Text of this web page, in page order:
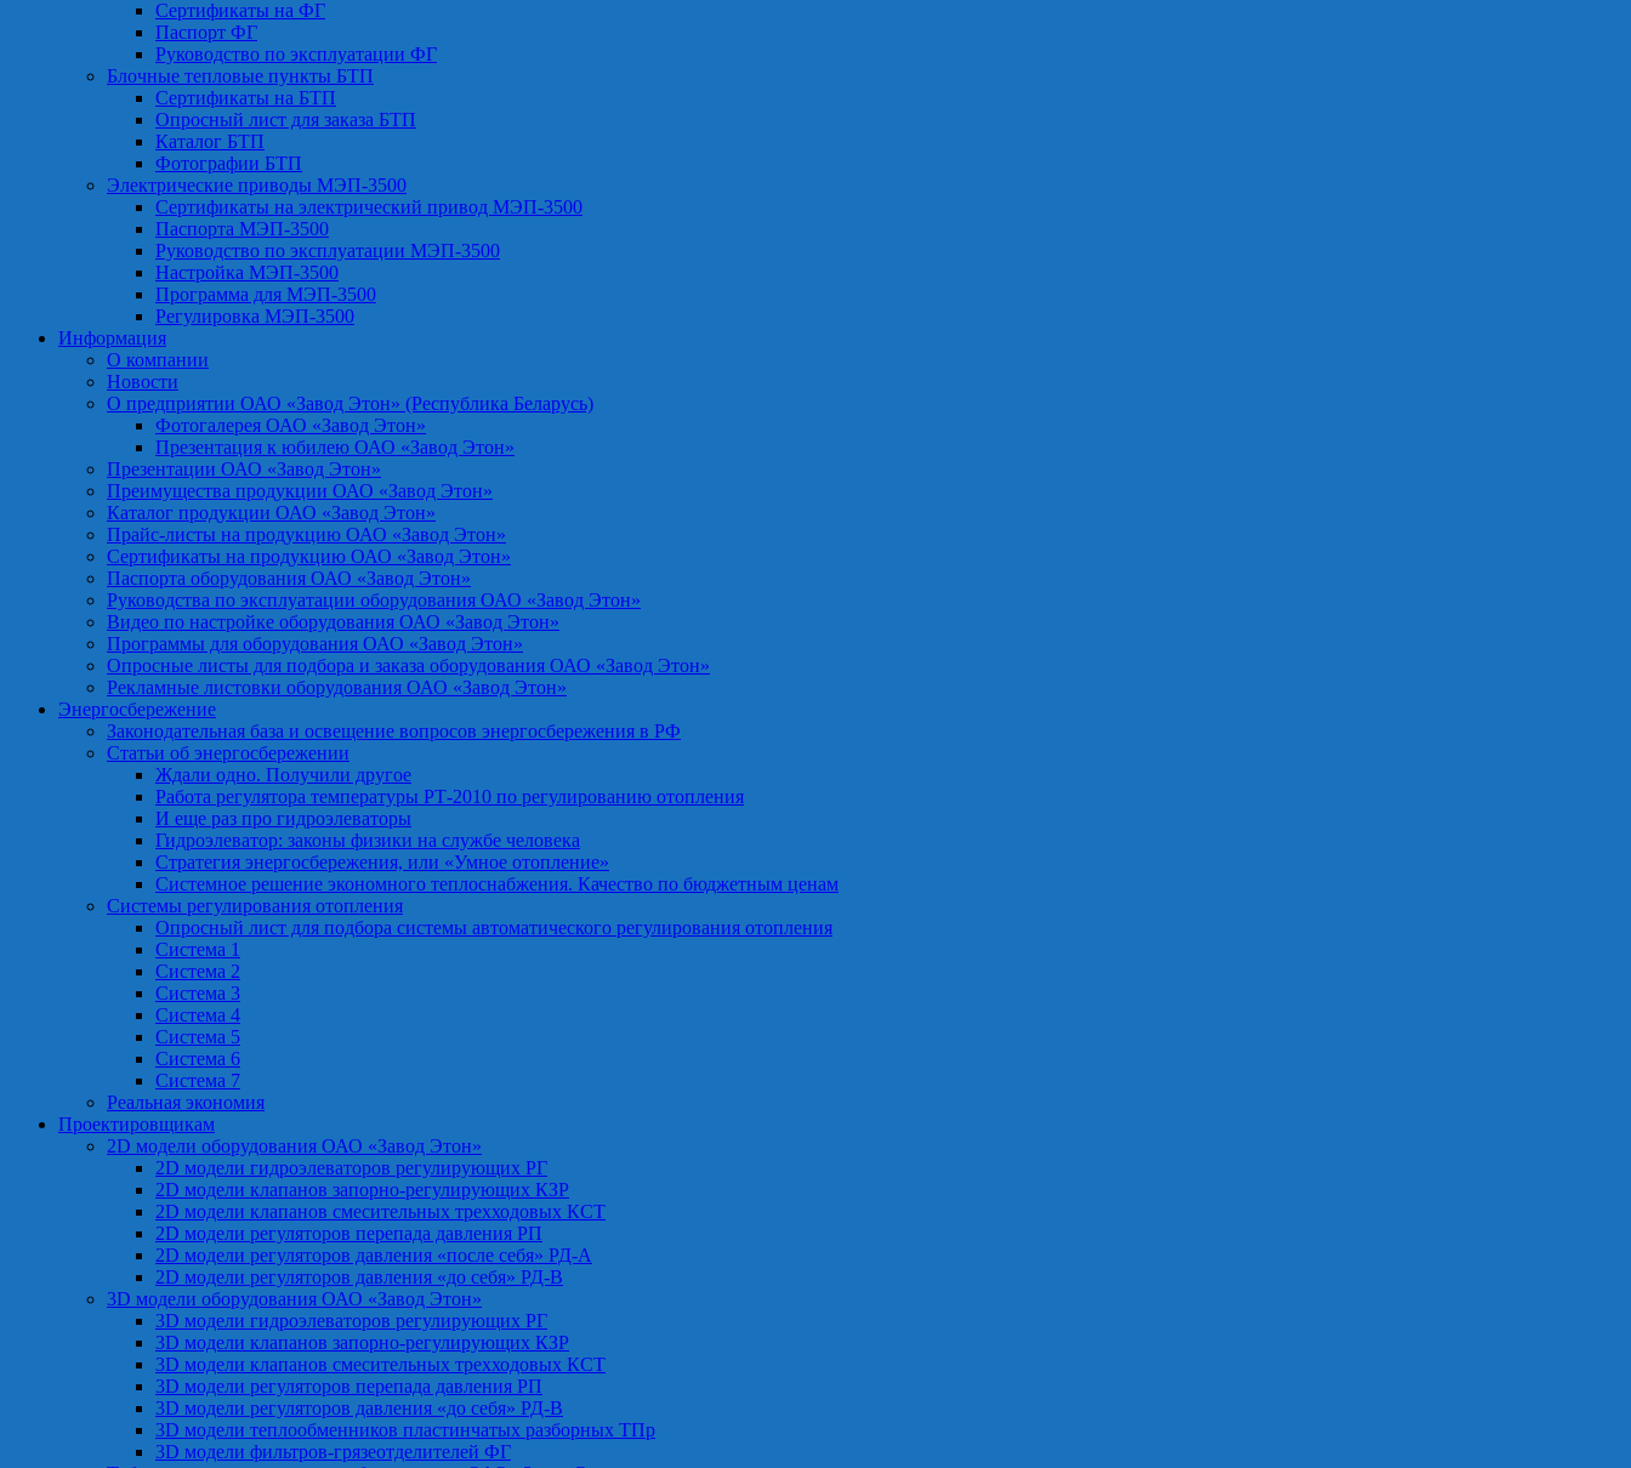
Сертификаты на ФГ
Паспорт ФГ
Руководство по эксплуатации ФГ
Блочные тепловые пункты БТП
Сертификаты на БТП
Опросный лист для заказа БТП
Каталог БТП
Фотографии БТП
Электрические приводы МЭП-3500
Сертификаты на электрический привод МЭП-3500
Паспорта МЭП-3500
Руководство по эксплуатации МЭП-3500
Настройка МЭП-3500
Программа для МЭП-3500
Регулировка МЭП-3500
Информация
О компании
Новости
О предприятии ОАО «Завод Этон» (Республика Беларусь)
Фотогалерея ОАО «Завод Этон»
Презентация к юбилею ОАО «Завод Этон»
Презентации ОАО «Завод Этон»
Преимущества продукции ОАО «Завод Этон»
Каталог продукции ОАО «Завод Этон»
Прайс-листы на продукцию ОАО «Завод Этон»
Сертификаты на продукцию ОАО «Завод Этон»
Паспорта оборудования ОАО «Завод Этон»
Руководства по эксплуатации оборудования ОАО «Завод Этон»
Видео по настройке оборудования ОАО «Завод Этон»
Программы для оборудования ОАО «Завод Этон»
Опросные листы для подбора и заказа оборудования ОАО «Завод Этон»
Рекламные листовки оборудования ОАО «Завод Этон»
Энергосбережение
Законодательная база и освещение вопросов энергосбережения в РФ
Статьи об энергосбережении
Ждали одно. Получили другое
Работа регулятора температуры РТ-2010 по регулированию отопления
И еще раз про гидроэлеваторы
Гидроэлеватор: законы физики на службе человека
Стратегия энергосбережения, или «Умное отопление»
Системное решение экономного теплоснабжения. Качество по бюджетным ценам
Системы регулирования отопления
Опросный лист для подбора системы автоматического регулирования отопления
Система 1
Система 2
Система 3
Система 4
Система 5
Система 6
Система 7
Реальная экономия
Проектировщикам
2D модели оборудования ОАО «Завод Этон»
2D модели гидроэлеваторов регулирующих РГ
2D модели клапанов запорно-регулирующих КЗР
2D модели клапанов смесительных трехходовых КСТ
2D модели регуляторов перепада давления РП
2D модели регуляторов давления «после себя» РД-А
2D модели регуляторов давления «до себя» РД-В
3D модели оборудования ОАО «Завод Этон»
3D модели гидроэлеваторов регулирующих РГ
3D модели клапанов запорно-регулирующих КЗР
3D модели клапанов смесительных трехходовых КСТ
3D модели регуляторов перепада давления РП
3D модели регуляторов давления «до себя» РД-В
3D модели теплообменников пластинчатых разборных ТПр
3D модели фильтров-грязеотделителей ФГ